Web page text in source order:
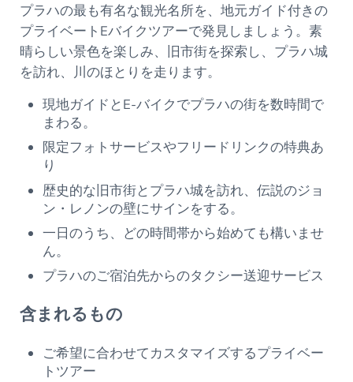
プラハの最も有名な観光名所を、地元ガイド付きの
プライベートEバイクツアーで発見しましょう。素
晴らしい景色を楽しみ、旧市街を探索し、プラハ城
を訪れ、川のほとりを走ります。
現地ガイドとE-バイクでプラハの街を数時間で
まわる。
限定フォトサービスやフリードリンクの特典あ
り
歴史的な旧市街とプラハ城を訪れ、伝説のジョ
ン・レノンの壁にサインをする。
一日のうち、どの時間帯から始めても構いませ
ん。
プラハのご宿泊先からのタクシー送迎サービス
含まれるもの
ご希望に合わせてカスタマイズするプライベー
トツアー